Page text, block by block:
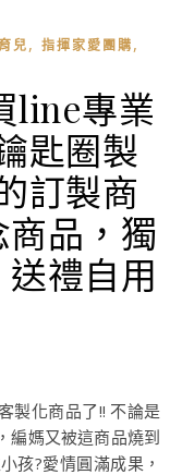
兒, 指揮家愛團購,
line專業
匙圈製
訂製商
品，獨
禮自用
編媽又被這商品燒到
孩?愛情圓滿成果，